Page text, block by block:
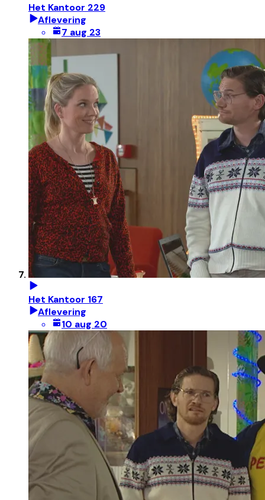
Het Kantoor 229
Aflevering
7 aug 23
Het Kantoor 167
Aflevering
10 aug 20